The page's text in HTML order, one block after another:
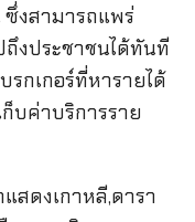
งสามารถแพร่
ถึงประชาชนได้ทันที
กเกอร์ที่หารายได้
บค่าบริการราย